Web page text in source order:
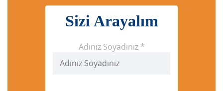
Sizi Arayalım
Adınız Soyadınız *